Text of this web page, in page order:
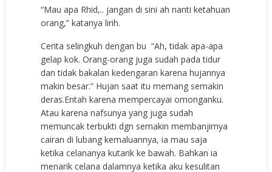
“Mau apa Rhid,.. jangan di sini ah nanti ketahuan
orang,” katanya lirih.
Cerita selingkuh dengan bu “Ah, tidak apa-apa
gelap kok. Orang-orang juga sudah pada tidur
dan tidak bakalan kedengaran karena hujannya
makin besar.” Hujan saat itu memang semakin
deras.Entah karena mempercayai omonganku.
Atau karena nafsunya yang juga sudah
memuncak terbukti dgn semakin membanjirnya
cairan di lubang kemaluannya, ia mau saja
ketika celananya kutarik ke bawah. Bahkan ia
menarik celana dalamnya ketika aku kesulitan